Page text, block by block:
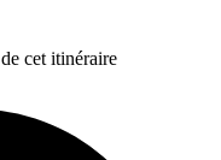
de cet itinéraire